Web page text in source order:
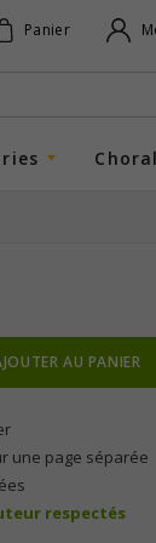
Panier
AU PANIER
une page séparée
respectés